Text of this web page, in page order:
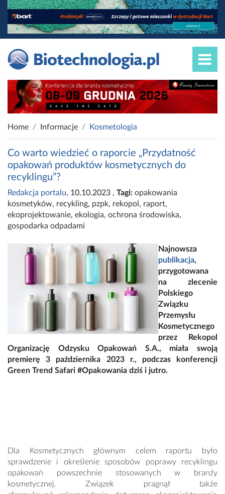
Home Informacje Kosmetologia
Co warto wiedzieć o raporcie „Przydatność
opakowań produktów kosmetycznych do
recyklingu”?
Redakcja portalu, 10.10.2023 , Tagi: opakowania
kosmetyków, recykling, pzpk, rekopol , raport,
ekoprojektowanie, ekologia, ochrona środowiska,
gospodarka odpadami
Najnowsza
publikacja,
przygotowana
na zlecenie
Polskiego
Związku
Przemysłu
Kosmetycznego
przez Rekopol
Organizację Odzysku Opakowań S.A., miała swoją
premierę 3 października 2023 r., podczas konferencji
Green Trend Safari #Opakowania dziś i jutro.
Dla Kosmetycznych głównym celem raportu było
sprawdzenie i określenie sposobów poprawy recyklingu
opakowań powszechnie stosowanych w branży
kosmetycznej. Związek pragnął także